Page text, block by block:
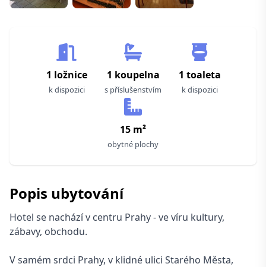
1 ložnice
k dispozici
1 koupelna
s příslušenstvím
1 toaleta
k dispozici
15 m²
obytné plochy
Popis ubytování
Hotel se nachází v centru Prahy - ve víru kultury,
zábavy, obchodu.
V samém srdci Prahy, v klidné ulici Starého Města,